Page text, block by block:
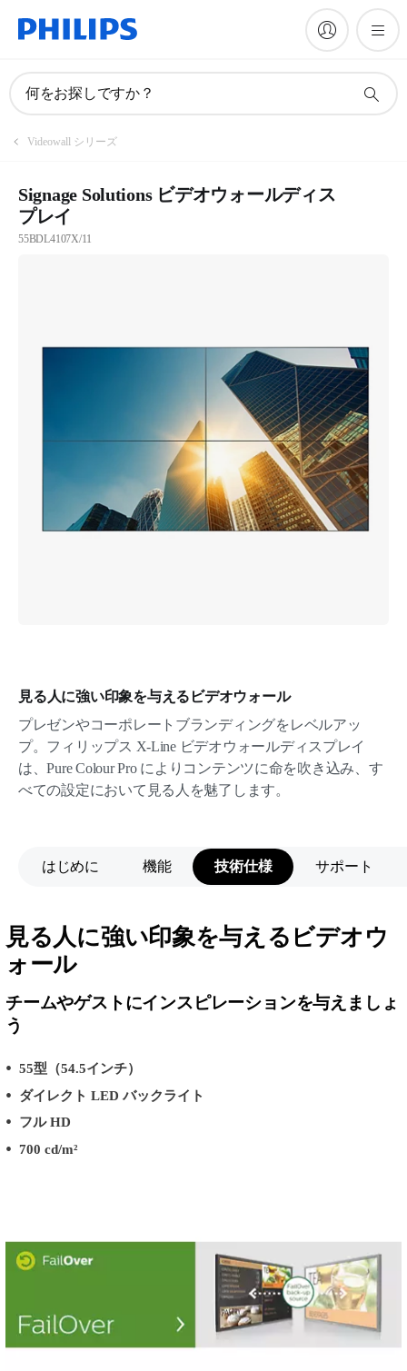
何をお探しですか？
Videowall シリーズ
Signage Solutions ビデオウォールディス
プレイ
55BDL4107X/11
見る人に強い印象を与えるビデオウォール
プレゼンやコーポレートブランディングをレベルアッ
プ。フィリップス X-Line ビデオウォールディスプレイ
は、Pure Colour Pro によりコンテンツに命を吹き込み、す
べての設定において見る人を魅了します。
はじめに 機能 技術仕様 サポート
見る人に強い印象を与えるビデオウ
ォール
チームやゲストにインスピレーションを与えましょ
う
55型（54.5インチ）
ダイレクト LED バックライト
フル HD
700 cd/m²